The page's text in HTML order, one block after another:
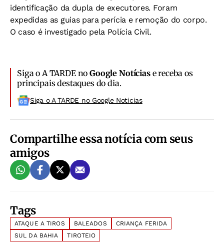
identificação da dupla de executores. Foram
expedidas as guias para perícia e remoção do corpo.
O caso é investigado pela Polícia Civil.
Siga o A TARDE noGoogle Notíciase receba os
principais destaques do dia.
Siga o A TARDE no Google Noticias
Compartilhe essa notícia com seus
amigos
Tags
ATAQUE A TIROS BALEADOS
CRIANÇA FERIDA
SUL DA BAHIA
TIROTEIO